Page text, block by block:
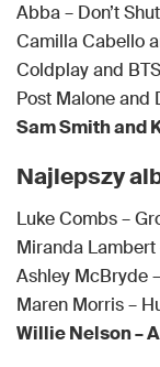
Abba – Don’t
Camilla Cabello
Coldplay and
Post Malone and
Sam Smith and
Najlepszy
Luke Combs –
Miranda Lambert
Ashley McBryde
Maren Morris –
Willie Nelson –